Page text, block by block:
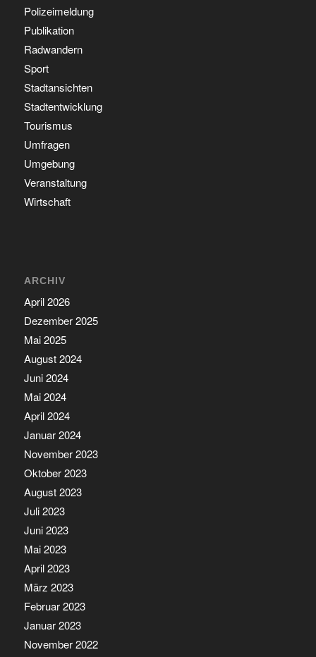
Polizeimeldung
Publikation
Radwandern
Sport
Stadtansichten
Stadtentwicklung
Tourismus
Umfragen
Umgebung
Veranstaltung
Wirtschaft
ARCHIV
April 2026
Dezember 2025
Mai 2025
August 2024
Juni 2024
Mai 2024
April 2024
Januar 2024
November 2023
Oktober 2023
August 2023
Juli 2023
Juni 2023
Mai 2023
April 2023
März 2023
Februar 2023
Januar 2023
November 2022